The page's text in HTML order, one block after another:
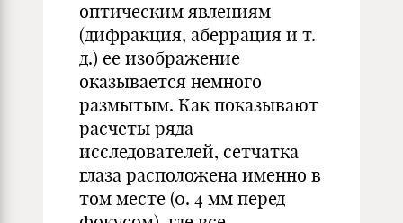
оптическим явлениям
(дифракция, аберрация и т.
д.) ее изображение
оказывается немного
размытым. Как показывают
расчеты ряда
исследователей, сетчатка
глаза расположена именно в
том месте (0. 4 мм перед